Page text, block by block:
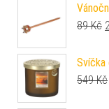
89Kč
Svíčka
549Kč